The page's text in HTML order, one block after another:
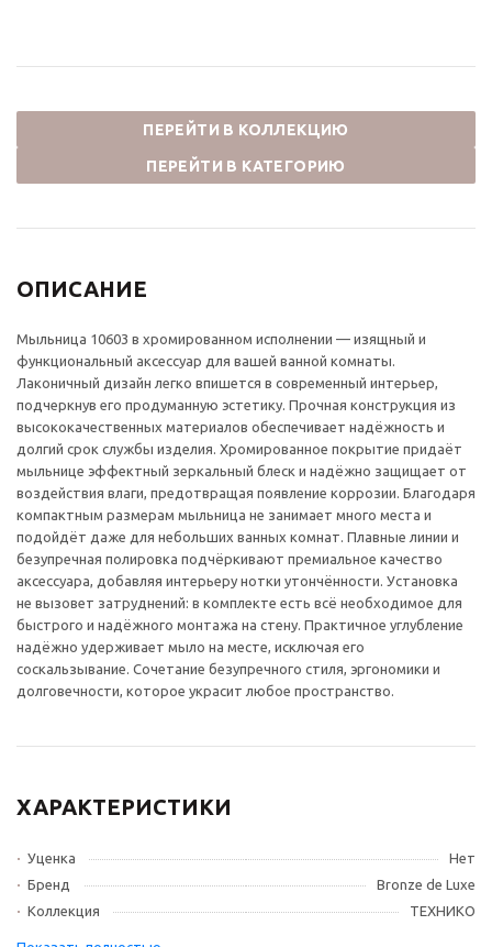
ПЕРЕЙТИ В КОЛЛЕКЦИЮ
ПЕРЕЙТИ В КАТЕГОРИЮ
ОПИСАНИЕ
Мыльница 10603 в хромированном исполнении — изящный и
функциональный аксессуар для вашей ванной комнаты.
Лаконичный дизайн легко впишется в современный интерьер,
подчеркнув его продуманную эстетику. Прочная конструкция из
высококачественных материалов обеспечивает надёжность и
долгий срок службы изделия. Хромированное покрытие придаёт
мыльнице эффектный зеркальный блеск и надёжно защищает от
воздействия влаги, предотвращая появление коррозии. Благодаря
компактным размерам мыльница не занимает много места и
подойдёт даже для небольших ванных комнат. Плавные линии и
безупречная полировка подчёркивают премиальное качество
аксессуара, добавляя интерьеру нотки утончённости. Установка
не вызовет затруднений: в комплекте есть всё необходимое для
быстрого и надёжного монтажа на стену. Практичное углубление
надёжно удерживает мыло на месте, исключая его
соскальзывание. Сочетание безупречного стиля, эргономики и
долговечности, которое украсит любое пространство.
ХАРАКТЕРИСТИКИ
Уценка
Нет
Бренд
Bronze de Luxe
Коллекция
ТЕХНИКО